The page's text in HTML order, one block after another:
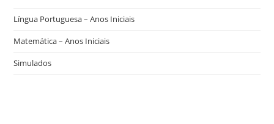
Língua Portuguesa – Anos Iniciais
Matemática – Anos Iniciais
Simulados